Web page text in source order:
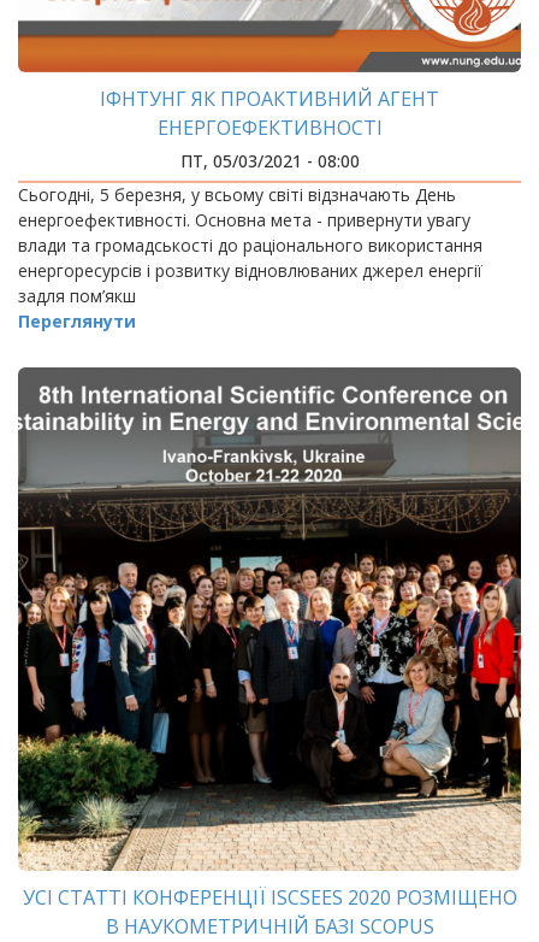
ІФНТУНГ ЯК ПРОАКТИВНИЙ АГЕНТ
ЕНЕРГОЕФЕКТИВНОСТІ
ПТ, 05/03/2021 - 08:00
Сьогодні, 5 березня, у всьому світі відзначають День
енергоефективності. Основна мета - привернути увагу
влади та громадськості до раціонального використання
енергоресурсів і розвитку відновлюваних джерел енергії
задля пом’якш
Переглянути
УСІ СТАТТІ КОНФЕРЕНЦІЇ ISCSEES 2020 РОЗМІЩЕНО
В НАУКОМЕТРИЧНІЙ БАЗІ SCOPUS